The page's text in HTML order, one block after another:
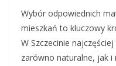
Wybór odpowiednich
mieszkań to kluczowy
W Szczecinie
zarówno naturalne, jak